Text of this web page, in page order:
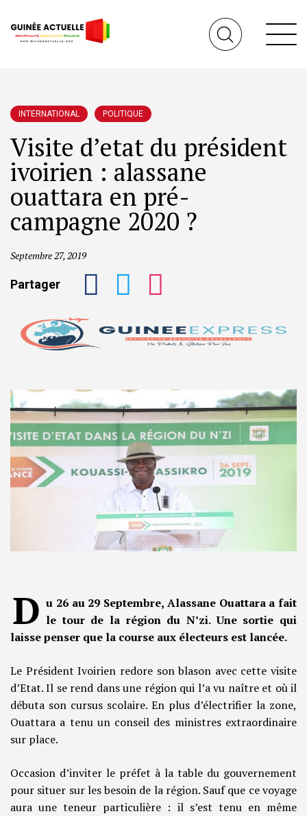
INTERNATIONAL POLITIQUE
Visite d’etat du président
ivoirien : alassane
ouattara en pré-
campagne 2020 ?
Septembre 27, 2019
Partager
D u 26 au 29 Septembre, Alassane Ouattara a fait
le tour de la région du N’zi. Une sortie qui
laisse penser que la course aux électeurs est lancée.
Le Président Ivoirien redore son blason avec cette visite
d’Etat. Il se rend dans une région qui l’a vu naître et où il
débuta son cursus scolaire. En plus d’électrifier la zone,
Ouattara a tenu un conseil des ministres extraordinaire
sur place.
Occasion d’inviter le préfet à la table du gouvernement
pour situer sur les besoin de la région. Sauf que ce voyage
aura une teneur particulière : il s’est tenu en même